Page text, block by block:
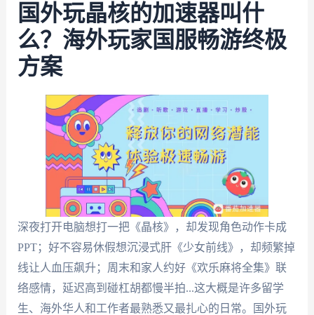
国外玩晶核的加速器叫什
么？海外玩家国服畅游终极
方案
深夜打开电脑想打一把《晶核》，却发现角色动作卡成
PPT；好不容易休假想沉浸式肝《少女前线》，却频繁掉
线让人血压飙升；周末和家人约好《欢乐麻将全集》联
络感情，延迟高到碰杠胡都慢半拍...这大概是许多留学
生、海外华人和工作者最熟悉又最扎心的日常。国外玩